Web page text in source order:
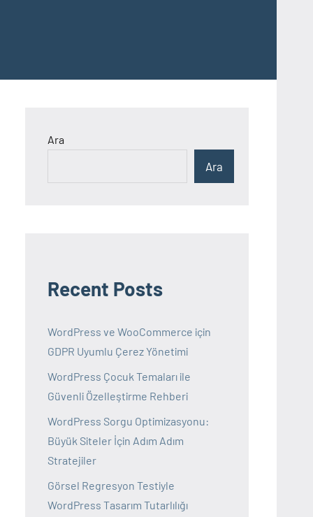
Ara
Ara
Recent Posts
WordPress ve WooCommerce için
GDPR Uyumlu Çerez Yönetimi
WordPress Çocuk Temaları ile
Güvenli Özelleştirme Rehberi
WordPress Sorgu Optimizasyonu:
Büyük Siteler İçin Adım Adım
Stratejiler
Görsel Regresyon Testiyle
WordPress Tasarım Tutarlılığı